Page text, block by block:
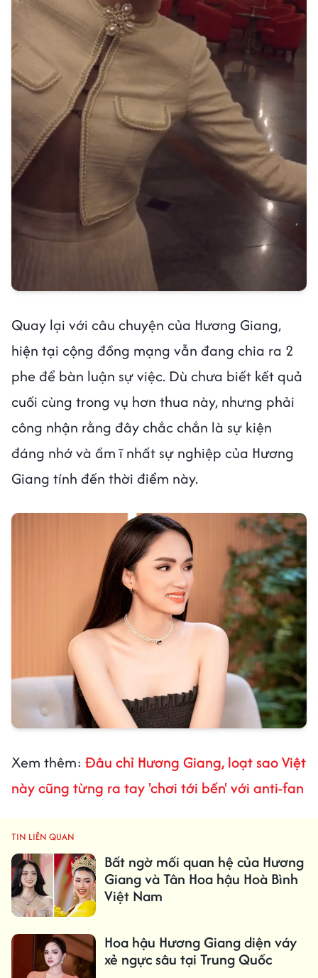
Quay lại với câu chuyện của Hương Giang,
hiện tại cộng đồng mạng vẫn đang chia ra 2
phe để bàn luận sự việc. Dù chưa biết kết quả
cuối cùng trong vụ hơn thua này, nhưng phải
công nhận rằng đây chắc chắn là sự kiện
đáng nhớ và ầm ĩ nhất sự nghiệp của Hương
Giang tính đến thời điểm này.
Xem thêm: Đâu chỉ Hương Giang, loạt sao Việt
này cũng từng ra tay 'chơi tới bến' với anti-fan
TIN LIÊN QUAN
Bất ngờ mối quan hệ của Hương
Giang và Tân Hoa hậu Hoà Bình
Việt Nam
Hoa hậu Hương Giang diện váy
xẻ ngực sâu tại Trung Quốc